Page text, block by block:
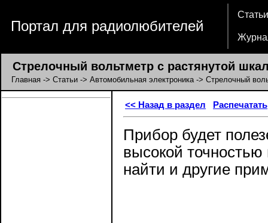
Портал для радиолюбителей
Статьи
Стрелочный вольтметр с растянутой
Главная -> Статьи -> Автомобильная электроника-> Стрелочный
<< Назад в раздел Распечатать
Прибор будет
высокой
найти и другие